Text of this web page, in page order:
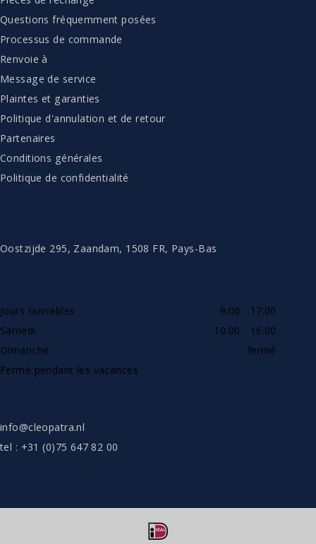
Questions fréquemment posées
Processus de commande
Renvoie à
Message de service
Plaintes et garanties
Politique d'annulation et de retour
Partenaires
Conditions générales
Politique de confidentialité
Oostzijde 295, Zaandam, 1508 FR, Pays-Bas
Jours ouvrables
9:00 - 17:00
Samedi
10:00 - 16:00
Dimanche
fermé
Fermé pendant les vacances
info@cleopatra.nl
tel : +31 (0)75 647 82 00